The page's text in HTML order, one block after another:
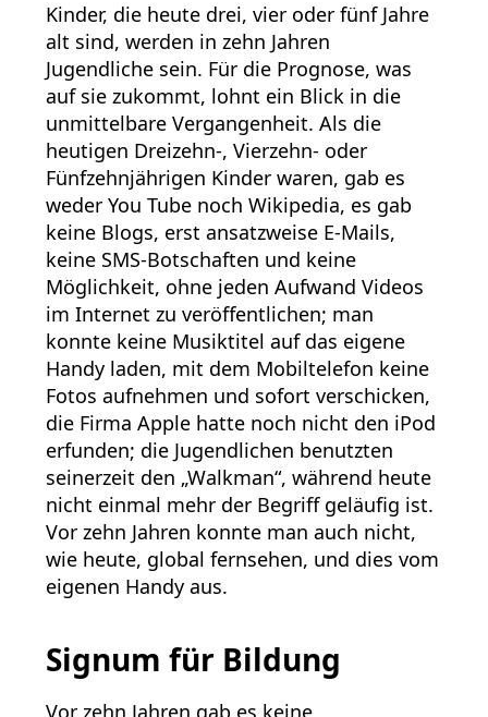
Kinder, die heute drei, vier oder fünf Jahre
alt sind, werden in zehn Jahren
Jugendliche sein. Für die Prognose, was
auf sie zukommt, lohnt ein Blick in die
unmittelbare Vergangenheit. Als die
heutigen Dreizehn-, Vierzehn- oder
Fünfzehnjährigen Kinder waren, gab es
weder You Tube noch Wikipedia, es gab
keine Blogs, erst ansatzweise E-Mails,
keine SMS-Botschaften und keine
Möglichkeit, ohne jeden Aufwand Videos
im Internet zu veröffentlichen; man
konnte keine Musiktitel auf das eigene
Handy laden, mit dem Mobiltelefon keine
Fotos aufnehmen und sofort verschicken,
die Firma Apple hatte noch nicht den iPod
erfunden; die Jugendlichen benutzten
seinerzeit den „Walkman“, während heute
nicht einmal mehr der Begriff geläufig ist.
Vor zehn Jahren konnte man auch nicht,
wie heute, global fernsehen, und dies vom
eigenen Handy aus.
Signum für Bildung
Vor zehn Jahren gab es keine